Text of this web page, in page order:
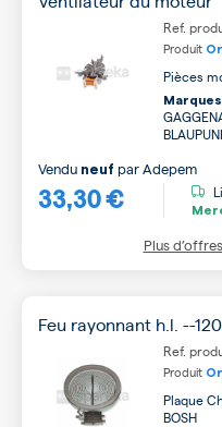
Ref.
Produit
Pièces
33,30 €
Vendu neuf parAdepem
Plus
Feu rayonnant h.l. --
Ref.
Produit
Plaque
BOSH